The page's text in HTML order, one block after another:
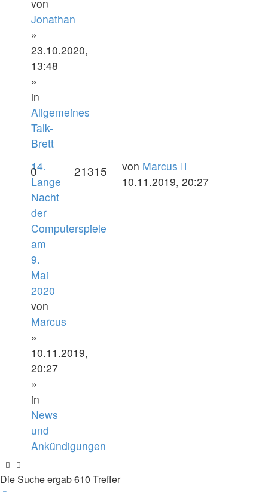
von
Jonathan
»
23.10.2020,
13:48
»
in
Allgemeines
Talk-
Brett
14.
Lange
Nacht
der
Computerspiele
am
9.
Mai
2020
von
Marcus
»
10.11.2019,
20:27
»
in
News
und
Ankündigungen
0 21315 von Marcus
10.11.2019, 20:27
Die Suche ergab 610 Treffer